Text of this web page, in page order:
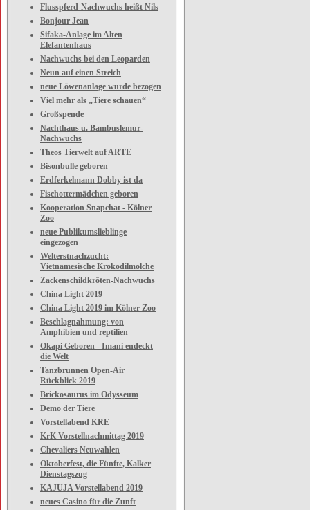
Flusspferd-Nachwuchs heißt Nils
Bonjour Jean
Sifaka-Anlage im Alten
Elefantenhaus
Nachwuchs bei den Leoparden
Neun auf einen Streich
neue Löwenanlage wurde bezogen
Viel mehr als „Tiere schauen“
Großspende
Nachthaus u. Bambuslemur-
Nachwuchs
Theos Tierwelt auf ARTE
Bisonbulle geboren
Erdferkelmann Dobby ist da
Fischottermädchen geboren
Kooperation Snapchat - Kölner
Zoo
neue Publikumslieblinge
eingezogen
Welterstnachzucht:
Vietnamesische Krokodilmolche
Zackenschildkröten-Nachwuchs
China Light 2019
China Light 2019 im Kölner Zoo
Beschlagnahmung: von
Amphibien und reptilien
Okapi Geboren - Imani endeckt
die Welt
Tanzbrunnen Open-Air
Rückblick 2019
Brickosaurus im Odysseum
Demo der Tiere
Vorstellabend KRE
KrK Vorstellnachmittag 2019
Chevaliers Neuwahlen
Oktoberfest, die Fünfte, Kalker
Dienstagszug
KAJUJA Vorstellabend 2019
neues Casino für die Zunft